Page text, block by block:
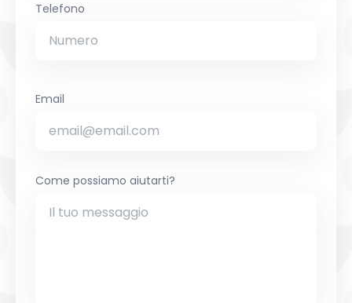
Telefono
Email
Come possiamo aiutarti?